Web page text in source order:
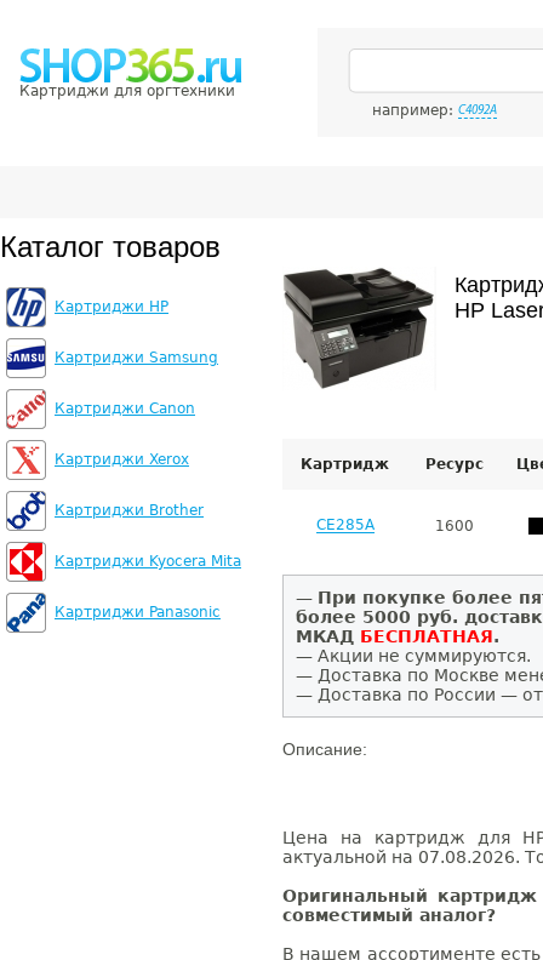
Картриджи для оргтехники
например: C4092A
Каталог товаров
Картриджи HP
Картриджи Samsung
Картриджи Canon
Картриджи Xerox
Картриджи Brother
Картриджи Kyocera Mita
Картриджи Panasonic
HP
Картридж Ресурс
CE285A 1600
— При покупке более
более 5000 руб.
МКАД БЕСПЛАТНАЯ.
— Акции не суммируются.
— Доставка по Москве
— Доставка по России —
Описание:
Цена на картридж для HP
актуальной на 07.08.2026.
Оригинальный картридж
совместимый аналог?
В нашем ассортименте